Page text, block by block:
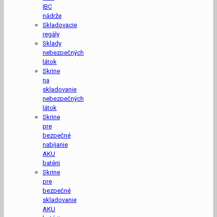
IBC
nádrže
Skladovacie
regály
Sklady
nebezpečných
látok
Skrine
na
skladovanie
nebezpečných
látok
Skrine
pre
bezpečné
nabíjanie
AKU
batérii
Skrine
pre
bezpečné
skladovanie
AKU